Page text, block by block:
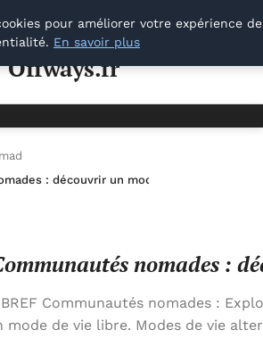
Offways.fr
: découvrir un mode de vie flexible
nomades :
BREF Communautés nomades :
mode de vie libre. Modes de vie
pour améliorer votre expérience
En savoir plus